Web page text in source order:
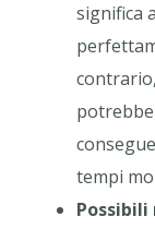
significa
tempi